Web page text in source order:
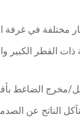
مختلفة في
القطر الكبير
مخرج الضاغط
الناتج عن